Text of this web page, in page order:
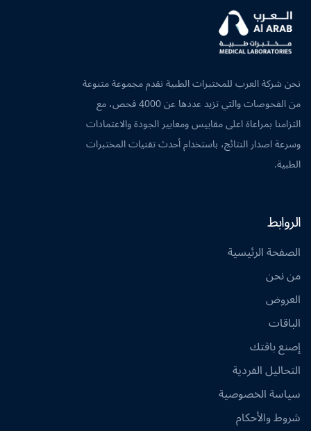
نحن شركة العرب للمختبرات الطبية نقدم مجموعة متنوعة
من الفحوصات والتي تزيد عددها عن 4000 فحص، مع
التزامنا بمراعاة اعلى مقاييس ومعايير الجودة والاعتمادات
وسرعة اصدار النتائج، باستخدام أحدث تقنيات المختبرات
الطبية.
الروابط
الصفحة الرئيسية
من نحن
العروض
الباقات
إصنع باقتك
التحاليل الفردية
سياسة الخصوصية
شروط والأحكام